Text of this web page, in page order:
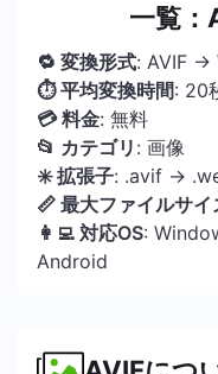
一覧：
🔁 変換形式: AVIF →
⏱ 平均変換時間: 20
💳 料金: 無料
📂 カテゴリ : 画像
✳️ 拡張子: .avif →
📏 最大ファイルサイ
👩‍💻 対応OS:
Android